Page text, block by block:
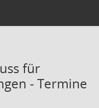
für
- Termine